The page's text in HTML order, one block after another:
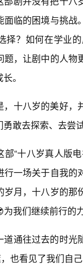
面临的困境与挑
择？如何在学业
题，让剧中的人
。
，十八岁的美好
敢去探索、去尝
部“十八岁真人版
行一场关于自我
岁月，十八岁的
我们继续前行的
道通往过去的时光
也看见了我们自